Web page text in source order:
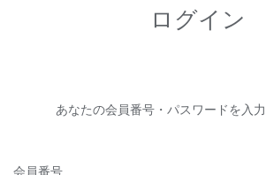
ログイン
あなたの会員番号・パスワードを入
会員番号